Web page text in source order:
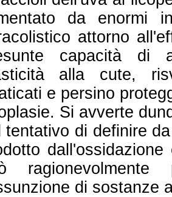
da enormi
attorno
capacità di
alla cute,
e persino
Si avverte
tentativo di definire
di sostanze